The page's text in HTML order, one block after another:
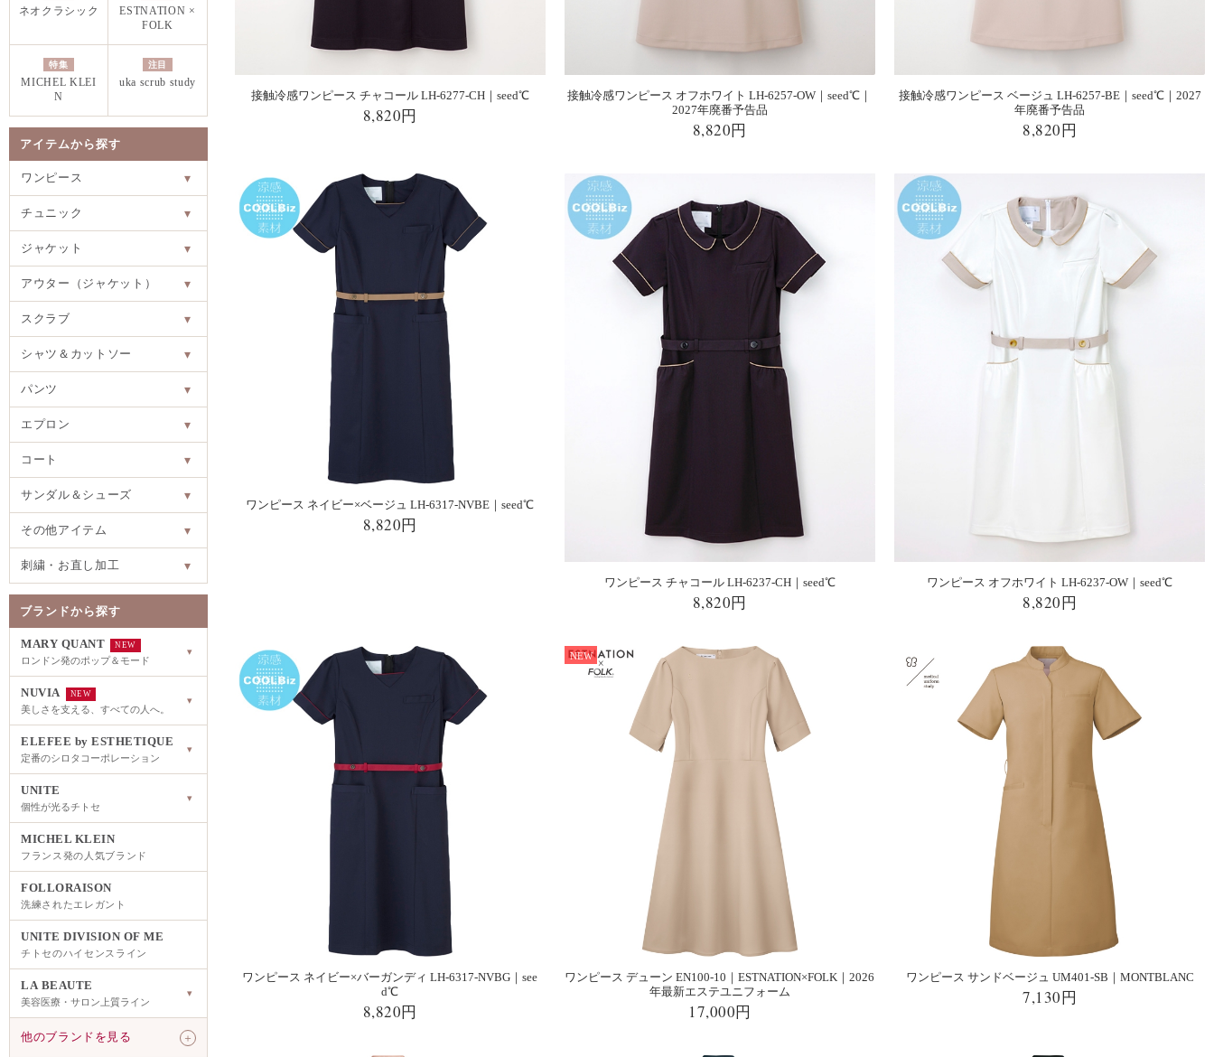
ネオクラシック
ESTNATION ×
FOLK
特集
MICHEL KLEI
N
注目
uka scrub study
アイテムから探す
ワンピース ▾
チュニック ▾
ジャケット ▾
アウター（ジャケット） ▾
スクラブ ▾
シャツ＆カットソー ▾
パンツ ▾
エプロン ▾
コート ▾
サンダル＆シューズ ▾
その他アイテム ▾
刺繍・お直し加工 ▾
ブランドから探す
MARY QUANT NEW
ロンドン発のポップ＆モード
▾
NUVIA NEW
美しさを支える、すべての人へ。
▾
ELEFEE by ESTHETIQUE
定番のシロタコーポレーション
▾
UNITE
個性が光るチトセ
▾
MICHEL KLEIN
フランス発の人気ブランド
FOLLORAISON
洗練されたエレガント
UNITE DIVISION OF ME
チトセのハイセンスライン
LA BEAUTE
美容医療・サロン上質ライン
▾
他のブランドを見る ＋
接触冷感ワンピース チャコール LH-6277-CH｜seed℃
8,820円
接触冷感ワンピース オフホワイト LH-6257-OW｜seed℃｜
2027年廃番予告品
8,820円
接触冷感ワンピース ベージュ LH-6257-BE｜seed℃｜2027
年廃番予告品
8,820円
ワンピース ネイビー×ベージュ LH-6317-NVBE｜seed℃
8,820円
ワンピース チャコール LH-6237-CH｜seed℃
8,820円
ワンピース オフホワイト LH-6237-OW｜seed℃
8,820円
ワンピース ネイビー×バーガンディ LH-6317-NVBG｜see
d℃
8,820円
NEW
ワンピース デューン EN100-10｜ESTNATION×FOLK｜2026
年最新エステユニフォーム
17,000円
ワンピース サンドベージュ UM401-SB｜MONTBLANC
7,130円